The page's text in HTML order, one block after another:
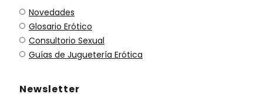
Novedades
Glosario Erótico
Consultorio Sexual
Guías de Juguetería Erótica
Newsletter